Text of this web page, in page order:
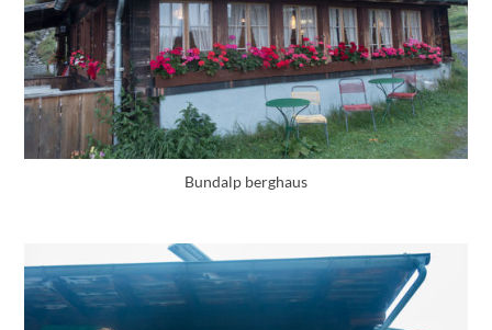
Bundalp berghaus